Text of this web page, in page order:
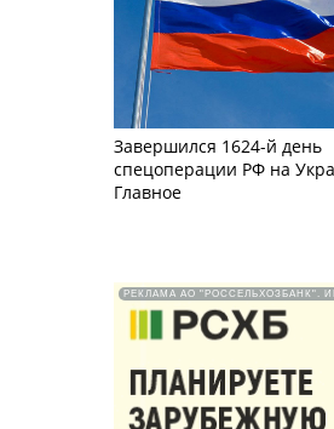
Завершился 1624-й день
спецоперации РФ на
Главное
РЕКЛАМА АО "РОССЕЛЬХОЗБАНК".